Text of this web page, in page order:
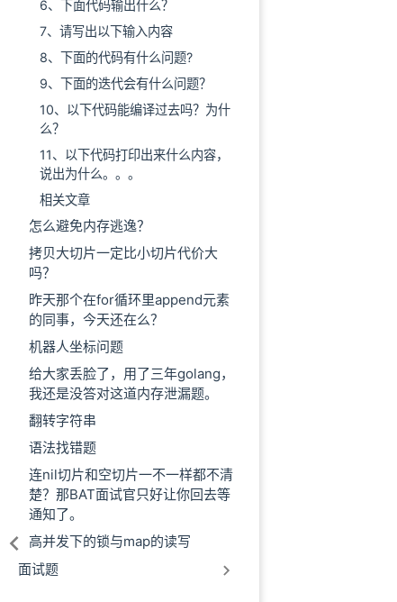
6、下面代码输出什么？
7、请写出以下输入内容
8、下面的代码有什么问题?
9、下面的迭代会有什么问题？
10、以下代码能编译过去吗？为什
么？
11、以下代码打印出来什么内容，
说出为什么。。。
相关文章
怎么避免内存逃逸？
拷贝大切片一定比小切片代价大
吗？
昨天那个在for循环里append元素
的同事，今天还在么？
机器人坐标问题
给大家丢脸了，用了三年golang，
我还是没答对这道内存泄漏题。
翻转字符串
语法找错题
连nil切片和空切片一不一样都不清
楚？那BAT面试官只好让你回去等
通知了。
高并发下的锁与map的读写
面试题